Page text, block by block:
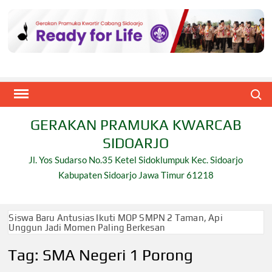
content
GERAKAN PRAMUKA KWARCAB
SIDOARJO
Jl. Yos Sudarso No.35 Ketel Sidoklumpuk Kec. Sidoarjo
Kabupaten Sidoarjo Jawa Timur 61218
Siswa Baru Antusias Ikuti MOP SMPN 2 Taman, Api
Unggun Jadi Momen Paling Berkesan
Berjalan 2 Kilometer hingga Taklukkan Beragam Ujian,
Tag: SMA Negeri 1 Porong